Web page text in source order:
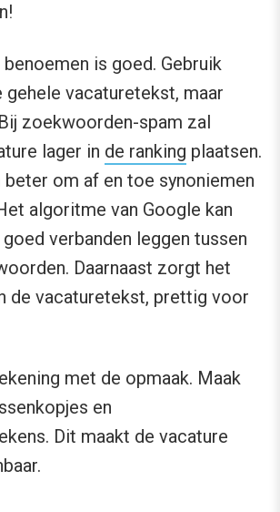
is goed. Gebruik
gehele vacaturetekst, maar
zoekwoorden-spam zal
lager in de ranking plaatsen.
om af en toe synoniemen
algoritme van Google kan
verbanden leggen tussen
Daarnaast zorgt het
de vacaturetekst, prettig voor
met de opmaak. Maak
en
Dit maakt de vacature